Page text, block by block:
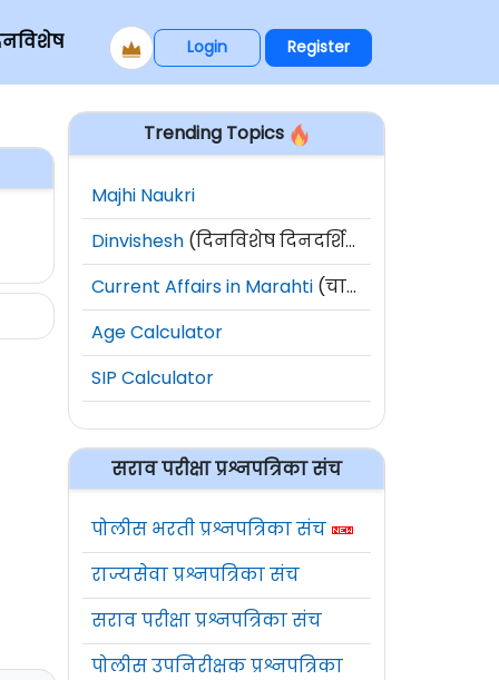
Login Register
Trending Topics
Majhi Naukri
Dinvishesh (दिनविशेष दिनदर्शिका)
Current Affairs in Marahti (चालू घडामोडी)
Age Calculator
SIP Calculator
सराव परीक्षा प्रश्नपत्रिका संच
पोलीस भरती प्रश्नपत्रिका संच
राज्यसेवा प्रश्नपत्रिका संच
सराव परीक्षा प्रश्नपत्रिका संच
पोलीस उपनिरीक्षक प्रश्नपत्रिका